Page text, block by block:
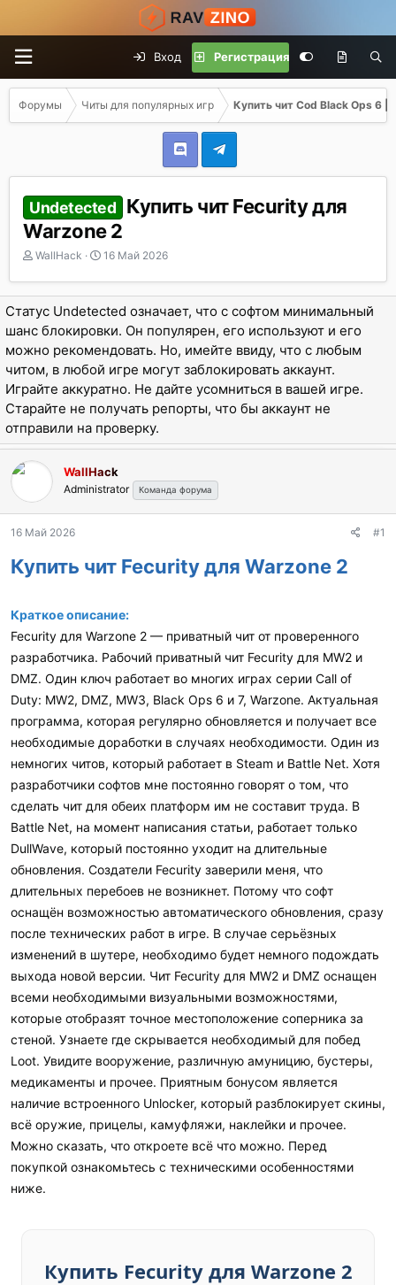
Вход Регистрация
Форумы Читы для популярных игр Купить чит Cod Black Ops 6 |
Undetected
Купить чит Fecurity для
Warzone 2
А
т
р
т
е
м
ы
WallHack
Д
т
н
а
ч
а
а
16 Май 2026
Статус Undetected означает, что с софтом минимальный
шанс блокировки. Он популярен, его используют и его
можно рекомендовать. Но, имейте ввиду, что с любым
читом, в любой игре могут заблокировать аккаунт.
Играйте аккуратно. Не дайте усомниться в вашей игре.
Старайте не получать репорты, что бы аккаунт не
отправили на проверку.
WallHack
Administrator Команда форума
16 Май 2026 #1
Купить чит Fecurity для Warzone 2
Краткое описание:
Fecurity для Warzone 2 — приватный чит от проверенного
разработчика. Рабочий приватный чит Fecurity для MW2 и
DMZ. Один ключ работает во многих играх серии Call of
Duty: MW2, DMZ, MW3, Black Ops 6 и 7, Warzone. Актуальная
программа, которая регулярно обновляется и получает все
необходимые доработки в случаях необходимости. Один из
немногих читов, который работает в Steam и Battle Net. Хотя
разработчики софтов мне постоянно говорят о том, что
сделать чит для обеих платформ им не составит труда. В
Battle Net, на момент написания статьи, работает только
DullWave, который постоянно уходит на длительные
обновления. Создатели Fecurity заверили меня, что
длительных перебоев не возникнет. Потому что софт
оснащён возможностью автоматического обновления, сразу
после технических работ в игре. В случае серьёзных
изменений в шутере, необходимо будет немного подождать
выхода новой версии. Чит Fecurity для MW2 и DMZ оснащен
всеми необходимыми визуальными возможностями,
которые отобразят точное местоположение соперника за
стеной. Узнаете где скрывается необходимый для побед
Loot. Увидите вооружение, различную амуницию, бустеры,
медикаменты и прочее. Приятным бонусом является
наличие встроенного Unlocker, который разблокирует скины,
всё оружие, прицелы, камуфляжи, наклейки и прочее.
Можно сказать, что откроете всё что можно. Перед
покупкой ознакомьтесь с техническими особенностями
ниже.
Купить Fecurity для Warzone 2